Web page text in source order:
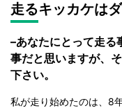
走るキッカケは
–あなたにとって走る
事だと思いますが、
下さい。
私が走り始めたのは、8